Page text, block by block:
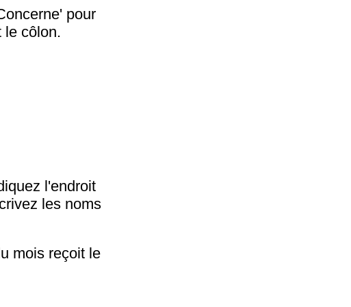
pour
le côlon.
l'endroit
les noms
mois reçoit le